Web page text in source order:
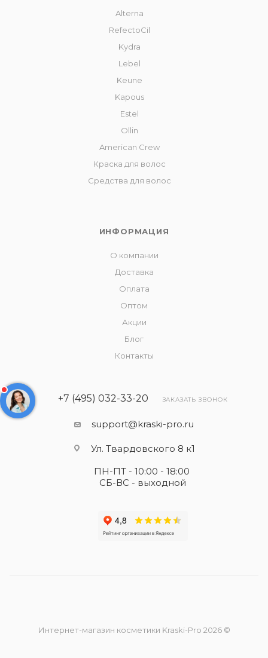
Alterna
RefectoCil
Kydra
Lebel
Keune
Kapous
Estel
Ollin
American Crew
Краска для волос
Средства для волос
ИНФОРМАЦИЯ
О компании
Доставка
Оплата
Оптом
Акции
Блог
Контакты
+7 (495) 032-33-20 ЗАКАЗАТЬ ЗВОНОК
support@kraski-pro.ru
Ул. Твардовского 8 к1
ПН-ПТ - 10:00 - 18:00
СБ-ВС - выходной
Интернет-магазин косметики Kraski-Pro 2026 ©